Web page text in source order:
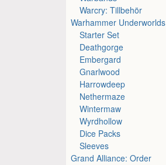
Warcry: Tillbehör
Warhammer Underworlds
Starter Set
Deathgorge
Embergard
Gnarlwood
Harrowdeep
Nethermaze
Wintermaw
Wyrdhollow
Dice Packs
Sleeves
Grand Alliance: Order